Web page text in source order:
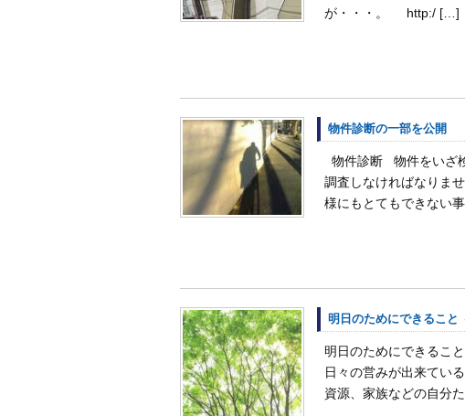
が・・・。 http:/ […]
物件診断の一部を公開
物件診断 物件をいざ
調査しなければなりま
様にもとてもできない
明日のためにできること
明日のためにできる
日々の営みが出来てい
資源、家族などの自分